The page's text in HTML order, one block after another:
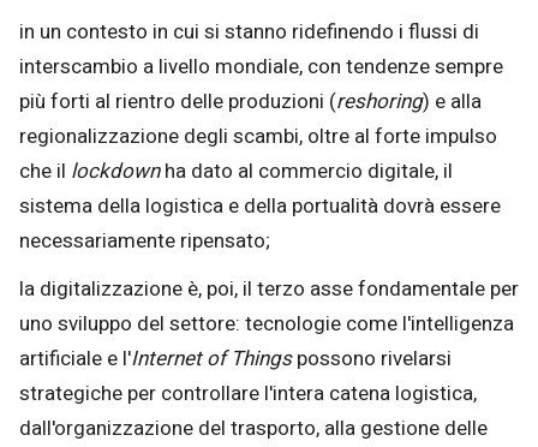
in un contesto in cui si stanno ridefinendo i flussi di
interscambio a livello mondiale, con tendenze sempre
più forti al rientro delle produzioni (reshoring) e alla
regionalizzazione degli scambi, oltre al forte impulso
che il lockdownha dato al commercio digitale, il
sistema della logistica e della portualità dovrà essere
necessariamente ripensato;
la digitalizzazione è, poi, il terzo asse fondamentale per
uno sviluppo del settore: tecnologie come l'intelligenza
artificiale e l'Internet of Thingspossono rivelarsi
strategiche per controllare l'intera catena logistica,
dall'organizzazione del trasporto, alla gestione delle